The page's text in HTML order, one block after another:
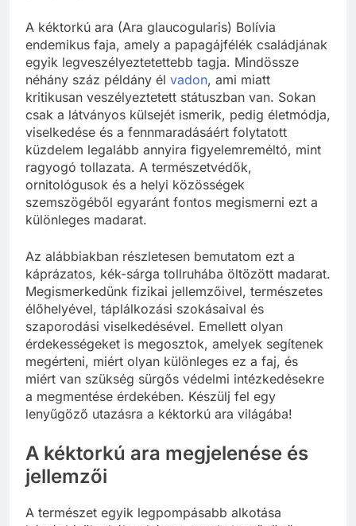
A kéktorkú ara (Ara glaucogularis) Bolívia
endemikus faja, amely a papagájfélék családjának
egyik legveszélyeztetettebb tagja. Mindössze
néhány száz példány él vadon, ami miatt
kritikusan veszélyeztetett státuszban van. Sokan
csak a látványos külsejét ismerik, pedig életmódja,
viselkedése és a fennmaradásáért folytatott
küzdelem legalább annyira figyelemreméltó, mint
ragyogó tollazata. A természetvédők,
ornitológusok és a helyi közösségek
szemszögéből egyaránt fontos megismerni ezt a
különleges madarat.
Az alábbiakban részletesen bemutatom ezt a
káprázatos, kék-sárga tollruhába öltözött madarat.
Megismerkedünk fizikai jellemzőivel, természetes
élőhelyével, táplálkozási szokásaival és
szaporodási viselkedésével. Emellett olyan
érdekességeket is megosztok, amelyek segítenek
megérteni, miért olyan különleges ez a faj, és
miért van szükség sürgős védelmi intézkedésekre
a megmentése érdekében. Készülj fel egy
lenyűgöző utazásra a kéktorkú ara világába!
A kéktorkú ara megjelenése és
jellemzői
A természet egyik legpompásabb alkotása